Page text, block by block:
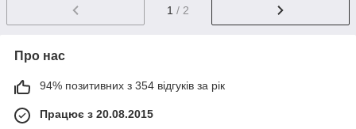
1 / 2
Про нас
94% позитивних з 354 відгуків за рік
Працює з 20.08.2015